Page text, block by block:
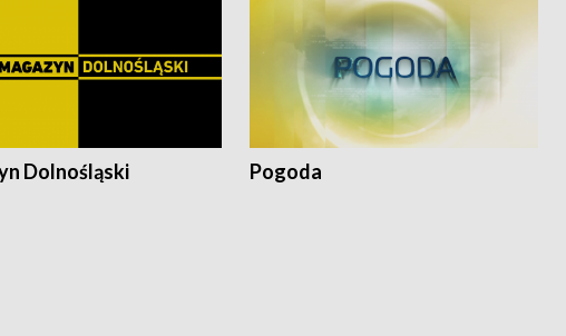
Dolnośląski Pogoda